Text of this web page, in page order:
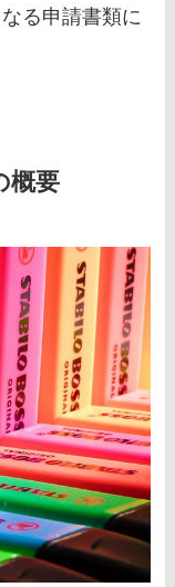
る申請書類に
概要